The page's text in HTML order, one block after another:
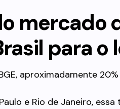
mercado
para o
aproximadamente
e Rio de Janeiro,